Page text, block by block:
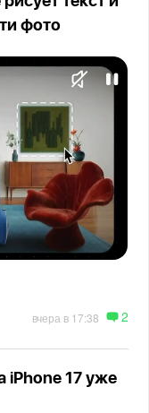
фото
вчера в 17:38 2
iPhone 17 уже